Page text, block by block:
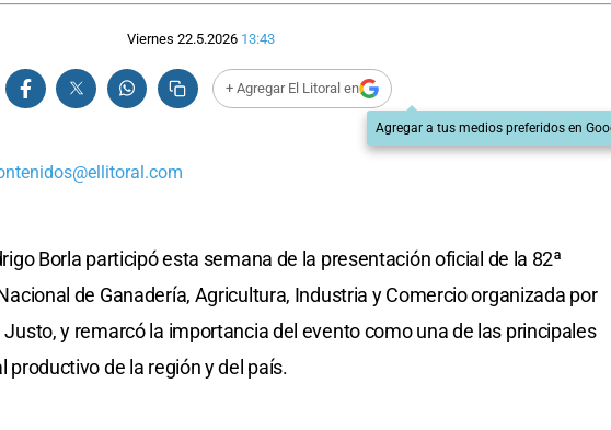
Viernes 22.5.2026 13:43
+ Agregar El Litoral en
Agregar a tus medios preferidos en
Borla participó esta semana de la presentación oficial de la 82ª
de Ganadería, Agricultura, Industria y Comercio organizada por
Justo, y remarcó la importancia del evento como una de las principales
productivo de la región y del país.